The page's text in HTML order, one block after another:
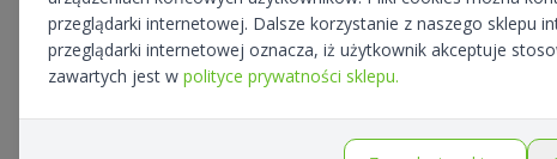
przeglądarki internetowej. Dalsze korzystanie z naszego sklepu
przeglądarki internetowej oznacza, iż użytkownik akceptuje
zawartych jest w polityce prywatności sklepu.